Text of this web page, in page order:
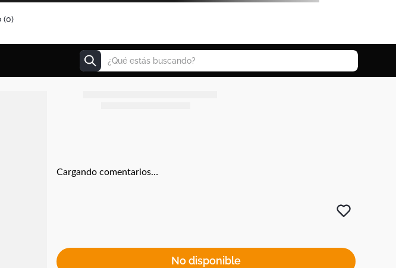
0
¿Qué estás buscando?
Cargando comentarios…
No disponible